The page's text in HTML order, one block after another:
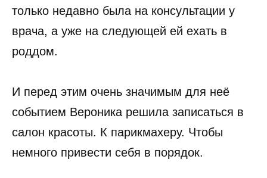
только недавно была на консультации у
врача, а уже на следующей ей ехать в
роддом.
И перед этим очень значимым для неё
событием Вероника решила записаться в
салон красоты. К парикмахеру. Чтобы
немного привести себя в порядок.